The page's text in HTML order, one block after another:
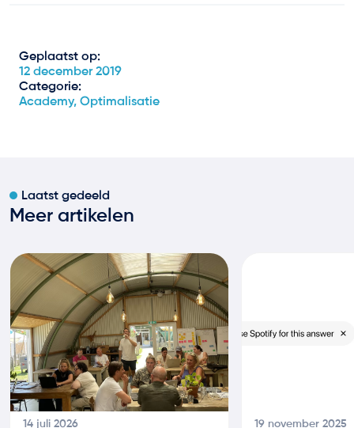
Geplaatst op:
12 december 2019
Categorie:
Academy, Optimalisatie
Laatst gedeeld
Meer artikelen
14 juli 2026 19 november 2025